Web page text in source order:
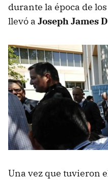
durante la época de
llevó a Joseph James
Una vez que tuvieron